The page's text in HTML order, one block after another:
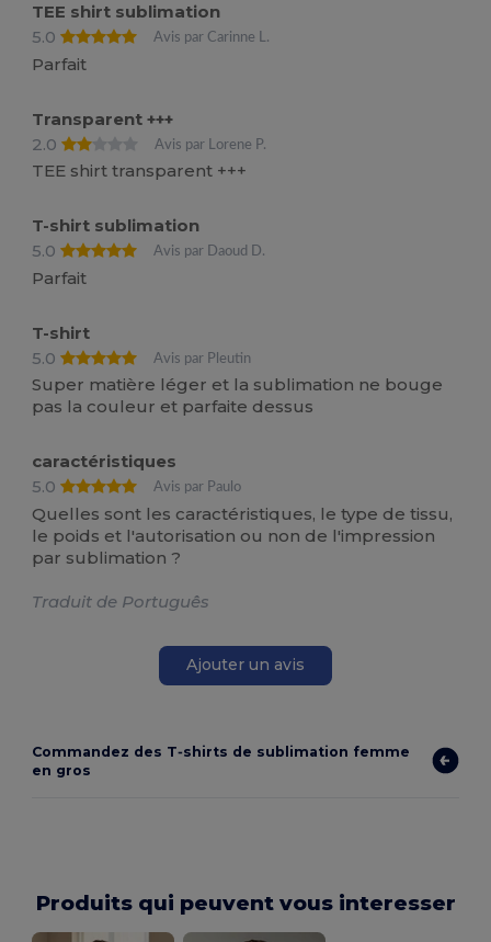
TEE shirt sublimation
5.0
Avis par Carinne L.
Parfait
Transparent +++
2.0
Avis par Lorene P.
TEE shirt transparent +++
T-shirt sublimation
5.0
Avis par Daoud D.
Parfait
T-shirt
5.0
Avis par Pleutin
Super matière léger et la sublimation ne bouge
pas la couleur et parfaite dessus
caractéristiques
5.0
Avis par Paulo
Quelles sont les caractéristiques, le type de tissu,
le poids et l'autorisation ou non de l'impression
par sublimation ?
Traduit de Português
Ajouter un avis
Commandez des T‑shirts de sublimation femme
en gros
Produits qui peuvent vous interesser